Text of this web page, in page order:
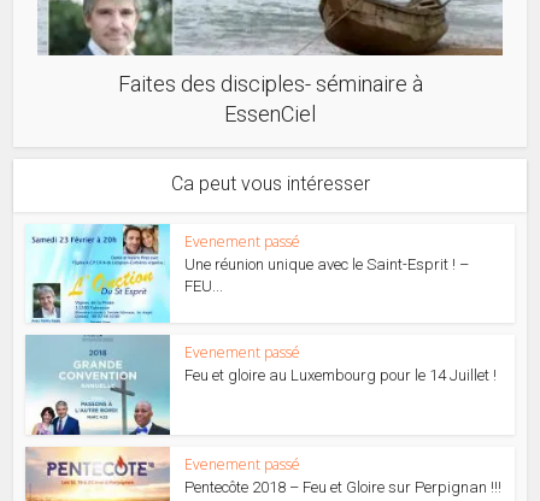
Faites des disciples- séminaire à
EssenCiel
Ca peut vous intéresser
Evenement passé
Une réunion unique avec le Saint-Esprit ! –
FEU...
Evenement passé
Feu et gloire au Luxembourg pour le 14 Juillet !
Evenement passé
Pentecôte 2018 – Feu et Gloire sur Perpignan !!!